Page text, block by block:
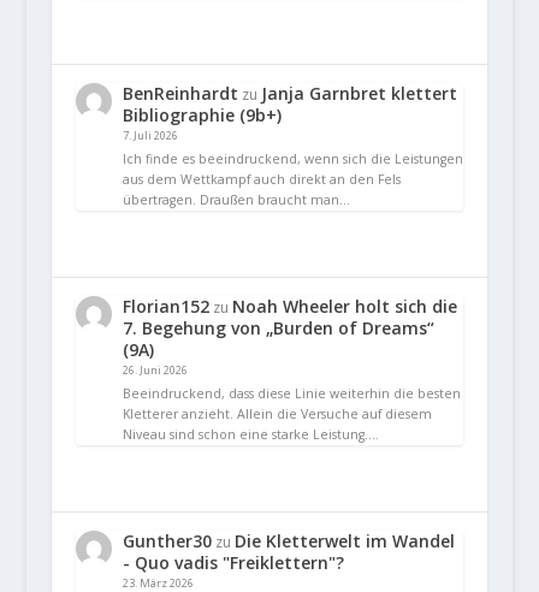
BenReinhardt zu Janja Garnbret klettert
Bibliographie (9b+)
7. Juli 2026
Ich finde es beeindruckend, wenn sich die Leistungen
aus dem Wettkampf auch direkt an den Fels
übertragen. Draußen braucht man…
Florian152zu Noah Wheeler holt sich die
7. Begehung von „Burden of Dreams“
(9A)
26. Juni 2026
Beeindruckend, dass diese Linie weiterhin die besten
Kletterer anzieht. Allein die Versuche auf diesem
Niveau sind schon eine starke Leistung.…
Gunther30zu Die Kletterwelt im Wandel
- Quo vadis "Freiklettern"?
23. März 2026